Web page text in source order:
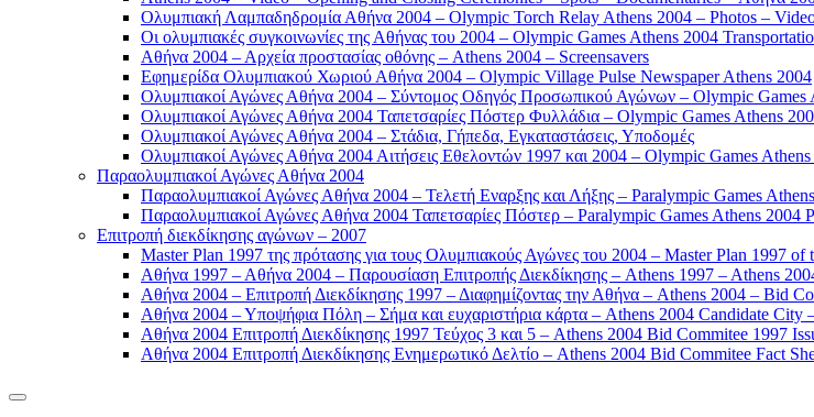
Ολυμπιακή Λαμπαδηδρομία Αθήνα 2004 – Olympic Torch Relay Athens 2004 – Photos –
Οι ολυμπιακές συγκοινωνίες της Αθήνας του 2004 – Olympic Games Athens 2004
Αθήνα 2004 – Αρχεία προστασίας οθόνης – Athens 2004 – Screensavers
Εφημερίδα Ολυμπιακού Χωριού Αθήνα 2004 – Olympic Village Pulse Newspaper Athens 2004
Ολυμπιακοί Αγώνες Αθήνα 2004 – Σύντομος Οδηγός Προσωπικού Αγώνων – Olympic Games
Ολυμπιακοί Αγώνες Αθήνα 2004 Ταπετσαρίες Πόστερ Φυλλάδια – Olympic Games Athens
Ολυμπιακοί Αγώνες Αθήνα 2004 – Στάδια, Γήπεδα, Εγκαταστάσεις, Υποδομές
Ολυμπιακοί Αγώνες Αθήνα 2004 Αιτήσεις Εθελοντών 1997 και 2004 – Olympic Games
Παραολυμπιακοί Αγώνες Αθήνα 2004
Παραολυμπιακοί Αγώνες Αθήνα 2004 – Τελετή Εναρξης και Λήξης – Paralympic Games
Παραολυμπιακοί Αγώνες Αθήνα 2004 Ταπετσαρίες Πόστερ – Paralympic Games Athens 2004
Επιτροπή διεκδίκησης αγώνων – 2007
Master Plan 1997 της πρότασης για τους Ολυμπιακούς Αγώνες του 2004 – Master Plan 1997
Αθήνα 1997 – Αθήνα 2004 – Παρουσίαση Επιτροπής Διεκδίκησης – Athens 1997 – Athens
Αθήνα 2004 – Επιτροπή Διεκδίκησης 1997 – Διαφημίζοντας την Αθήνα – Athens 2004 – Bid
Αθήνα 2004 – Υποψήφια Πόλη – Σήμα και ευχαριστήρια κάρτα – Athens 2004 Candidate City
Αθήνα 2004 Επιτροπή Διεκδίκησης 1997 Τεύχος 3 και 5 – Athens 2004 Bid Commitee 1997
Αθήνα 2004 Επιτροπή Διεκδίκησης Ενημερωτικό Δελτίο – Athens 2004 Bid Commitee Fact